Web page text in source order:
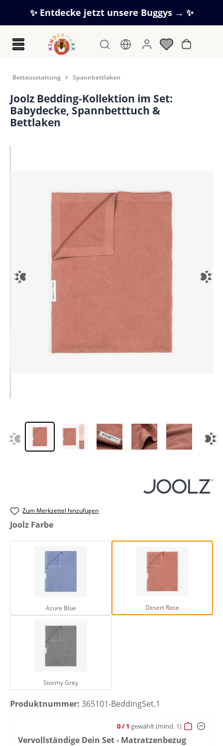
Zum Hauptinhalt springen
✨ Entdecke jetzt unsere Buggys → ✨
Bettausstattung Spannbettlaken
Joolz Bedding-Kollektion im Set:
Babydecke, Spannbetttuch &
Bettlaken
Zum Merkzettel hinzufügen
auswählen
Joolz Farbe
Azure Blue Desert Rose
Stormy Grey
Produktnummer: 365101-BeddingSet.1
Vervollständige Dein Set - Matratzenbezug
0/ 1 gewählt(mind. 1)